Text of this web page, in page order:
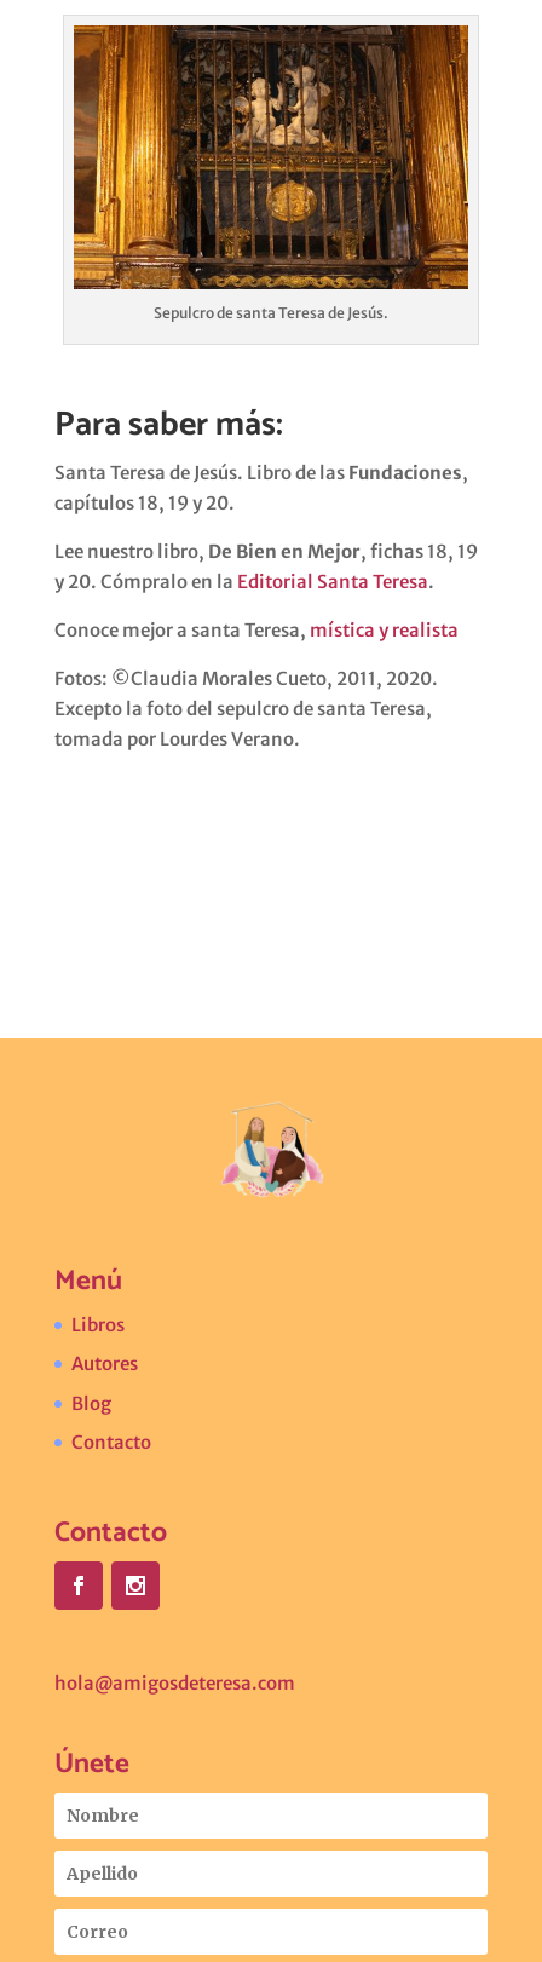
Sepulcro de santa Teresa de Jesús.
Para saber más:
Santa Teresa de Jesús. Libro de las Fundaciones,
capítulos 18, 19 y 20.
Lee nuestro libro, De Bien en Mejor, fichas 18, 19
y 20. Cómpralo en la Editorial Santa Teresa.
Conoce mejor a santa Teresa, mística y realista
Fotos: ©Claudia Morales Cueto, 2011, 2020.
Excepto la foto del sepulcro de santa Teresa,
tomada por Lourdes Verano.
Menú
Libros
Autores
Blog
Contacto
Contacto
hola@amigosdeteresa.com
Únete